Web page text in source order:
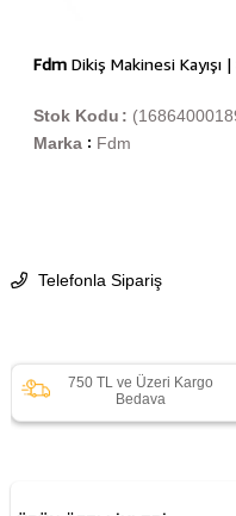
FdmDikiş Makinesi Kayışı
Stok Kodu
Marka : Fdm
Telefonla Sipariş
750 TL ve Üzeri Kargo
Bedava